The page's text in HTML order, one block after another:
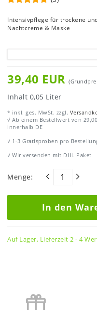
Intensivpflege für trockene
Nachtcreme & Maske
39,40 EUR
Inhalt 0,05 Liter
* inkl. ges. MwSt. zzgl.
√ Ab einem Bestellwert von
innerhalb DE
√ 1-3 Gratisproben pro
√ Wir versenden mit DHL Paket
Menge:
In den
Auf Lager, Lieferzeit 2 - 4